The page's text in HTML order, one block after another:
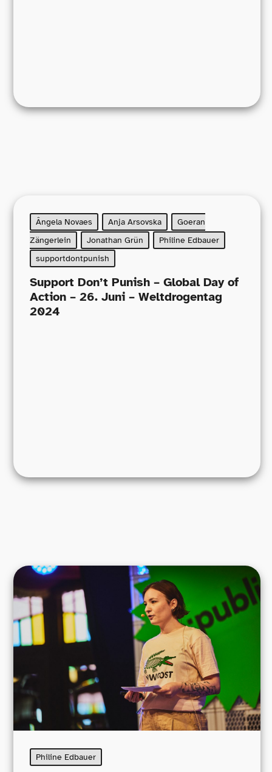
Ângela Novaes Anja Arsovska
Goeran
Zängerlein
Jonathan Grün
Philine Edbauer
supportdontpunish
Support Don’t Punish – Global Day of
Action – 26. Juni – Weltdrogentag
2024
Philine Edbauer